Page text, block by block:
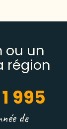
ou un
région
de
1 995